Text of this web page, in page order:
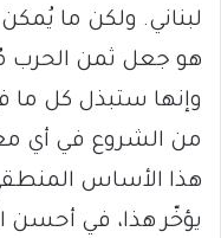
لبناني. ولكن ما
هو جعل ثمن الحرب
وإنها ستبذل كل ما
من الشروع في أي
هذا الأساس
يؤخّر هذا، في أحسن